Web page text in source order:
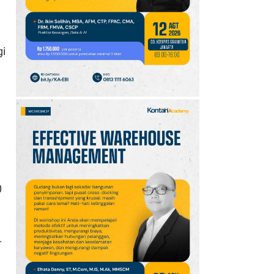
10 Intip Prakiraan Cuaca
Sumsel Kamis (6/8):
Hujan Ringan
Mendominasi, Siapkan
Payung!